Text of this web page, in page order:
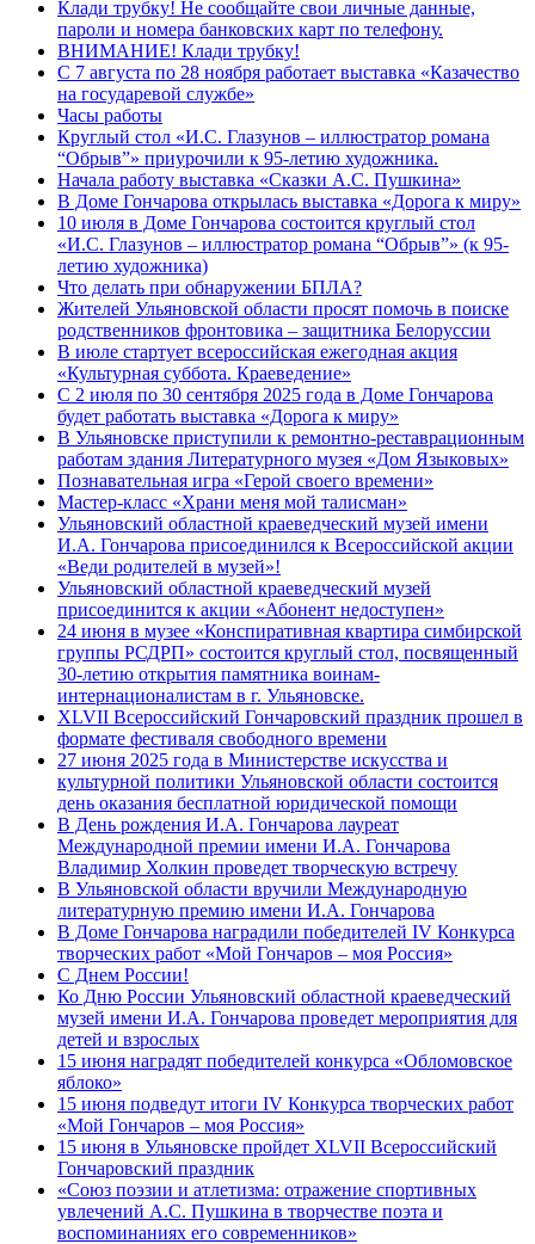
Клади трубку! Не сообщайте свои личные данные,
пароли и номера банковских карт по телефону.
ВНИМАНИЕ! Клади трубку!
С 7 августа по 28 ноября работает выставка «Казачество
на государевой службе»
Часы работы
Круглый стол «И.С. Глазунов – иллюстратор романа
“Обрыв”» приурочили к 95-летию художника.
Начала работу выставка «Сказки А.С. Пушкина»
В Доме Гончарова открылась выставка «Дорога к миру»
10 июля в Доме Гончарова состоится круглый стол
«И.С. Глазунов – иллюстратор романа “Обрыв”» (к 95-
летию художника)
Что делать при обнаружении БПЛА?
Жителей Ульяновской области просят помочь в поиске
родственников фронтовика – защитника Белоруссии
В июле стартует всероссийская ежегодная акция
«Культурная суббота. Краеведение»
С 2 июля по 30 сентября 2025 года в Доме Гончарова
будет работать выставка «Дорога к миру»
В Ульяновске приступили к ремонтно-реставрационным
работам здания Литературного музея «Дом Языковых»
Познавательная игра «Герой своего времени»
Мастер-класс «Храни меня мой талисман»
Ульяновский областной краеведческий музей имени
И.А. Гончарова присоединился к Всероссийской акции
«Веди родителей в музей»!
Ульяновский областной краеведческий музей
присоединится к акции «Абонент недоступен»
24 июня в музее «Конспиративная квартира симбирской
группы РСДРП» состоится круглый стол, посвященный
30-летию открытия памятника воинам-
интернационалистам в г. Ульяновске.
XLVII Всероссийский Гончаровский праздник прошел в
формате фестиваля свободного времени
27 июня 2025 года в Министерстве искусства и
культурной политики Ульяновской области состоится
день оказания бесплатной юридической помощи
В День рождения И.А. Гончарова лауреат
Международной премии имени И.А. Гончарова
Владимир Холкин проведет творческую встречу
В Ульяновской области вручили Международную
литературную премию имени И.А. Гончарова
В Доме Гончарова наградили победителей IV Конкурса
творческих работ «Мой Гончаров – моя Россия»
С Днем России!
Ко Дню России Ульяновский областной краеведческий
музей имени И.А. Гончарова проведет мероприятия для
детей и взрослых
15 июня наградят победителей конкурса «Обломовское
яблоко»
15 июня подведут итоги IV Конкурса творческих работ
«Мой Гончаров – моя Россия»
15 июня в Ульяновске пройдет XLVII Всероссийский
Гончаровский праздник
«Союз поэзии и атлетизма: отражение спортивных
увлечений А.С. Пушкина в творчестве поэта и
воспоминаниях его современников»